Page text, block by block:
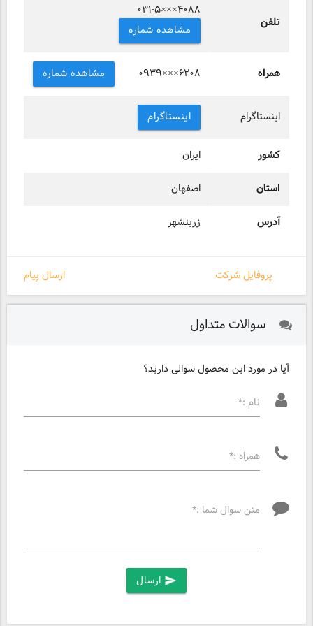
تلفن
۰۳۱-۵×××۴۰۸۸
مشاهده شماره
همراه ۰۹۳۹×××۶۲۰۸ مشاهده شماره
اینستاگرام اینستاگرام
کشور ایران
استان اصفهان
آدرس زرینشهر
ارسال پیام پروفایل شرکت
سوالات متداول
آیا در مورد این محصول سوالی دارید؟
نام :*
همراه :*
متن سوال شما :*
send